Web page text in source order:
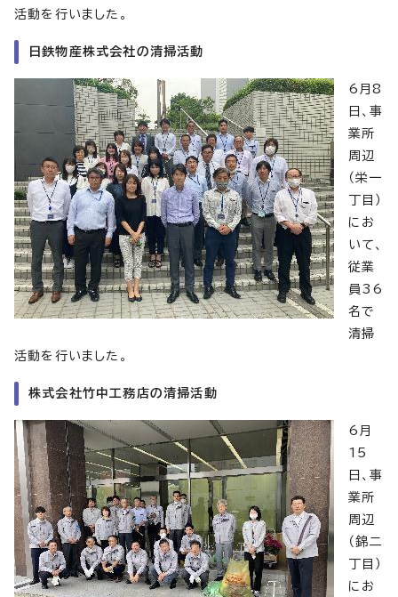
活動を行いました。
日鉄物産株式会社の清掃活動
6月8
日、事
業所
周辺
（栄一
丁目）
にお
いて、
従業
員36
名で
清掃
活動を行いました。
株式会社竹中工務店の清掃活動
6月
15
日、事
業所
周辺
（錦二
丁目）
にお